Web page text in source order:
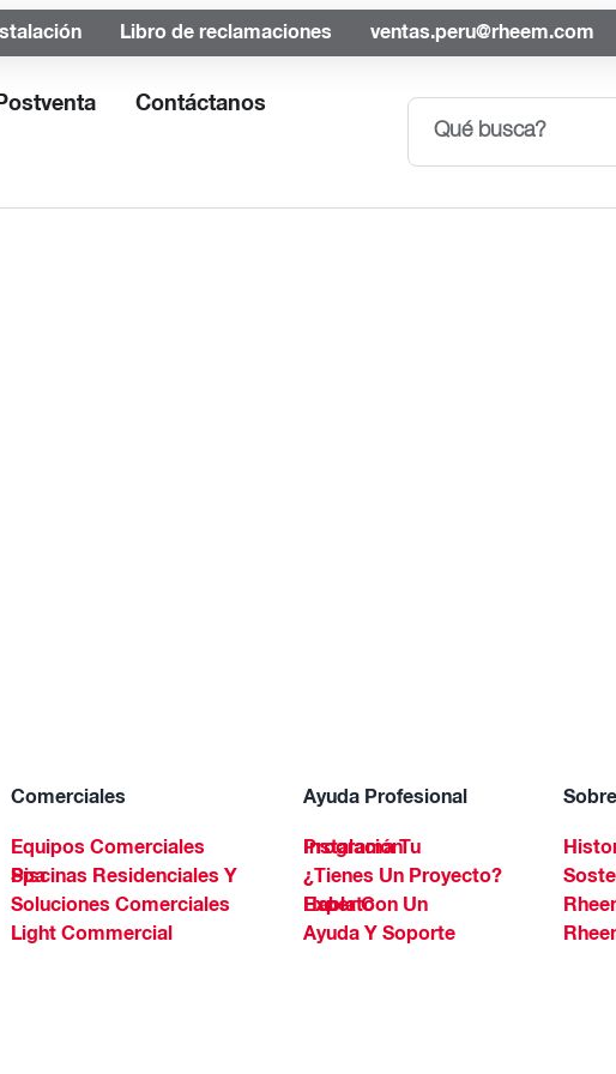
Libro de reclamaciones ventas.peru@rheem.com
Contáctanos
Comerciales
Equipos Comerciales
Piscinas Residenciales Y Spa
Soluciones Comerciales
Light Commercial
Ayuda Profesional
Programa Tu Instalación
¿Tienes Un Proyecto?
Habla Con Un Experto
Ayuda Y Soporte